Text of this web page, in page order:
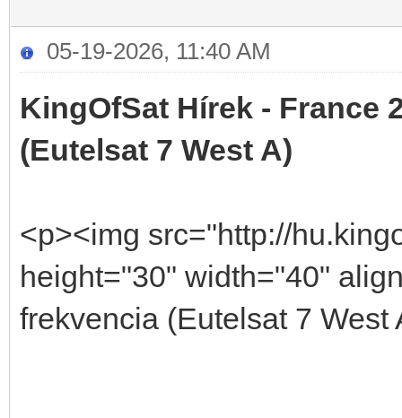
05-19-2026, 11:40 AM
KingOfSat Hírek - France
(Eutelsat 7 West A)
<p><img src="http://
height="30" width="40"
frekvencia (Eutelsat 7 West